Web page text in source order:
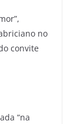
no
convite
“na